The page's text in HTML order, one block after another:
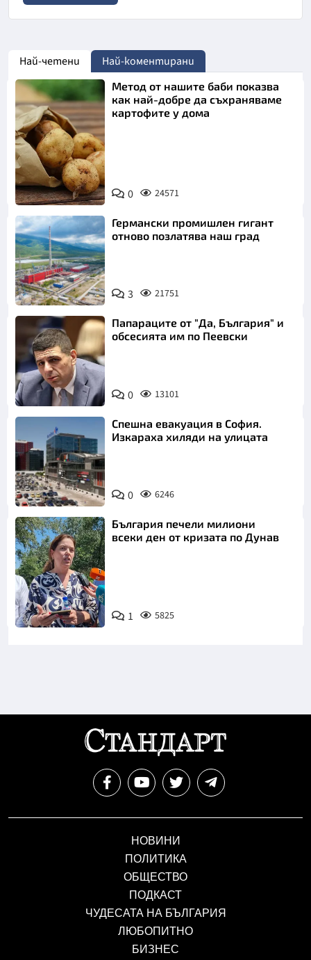
Най-четени Най-коментирани
Снимка:
Пиксабей
Метод от нашите баби показва
как най-добре да съхраняваме
картофите у дома
0 24571
Германски промишлен гигант
отново позлатява наш град
3 21751
Папараците от "Да, България" и
обсесията им по Пеевски
0 13101
Спешна евакуация в София.
Изкараха хиляди на улицата
0 6246
Снимка: БТА
България печели милиони
всеки ден от кризата по Дунав
1 5825
НОВИНИ
ПОЛИТИКА
ОБЩЕСТВО
ПОДКАСТ
ЧУДЕСАТА НА БЪЛГАРИЯ
ЛЮБОПИТНО
БИЗНЕС